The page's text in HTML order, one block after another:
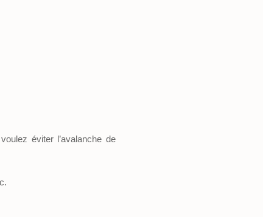
éviter l’avalanche de